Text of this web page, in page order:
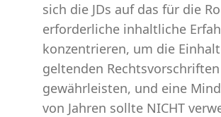
sich die JDs auf das für die
erforderliche inhaltliche
konzentrieren, um die
geltenden
gewährleisten, und eine
von Jahren sollte NICHT